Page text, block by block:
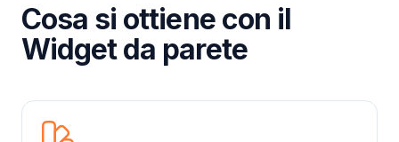
Cosa si ottiene con il
Widget da parete